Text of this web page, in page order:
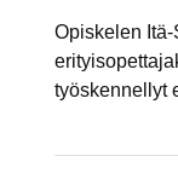
Opiskelen
työskennellyt